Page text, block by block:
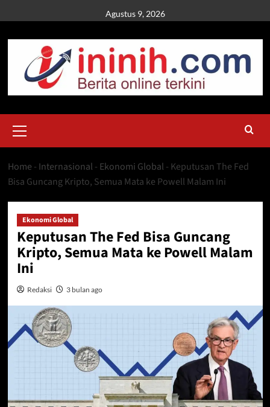
to
content
Agustus 9, 2026
Menu
Home - Internasional - Ekonomi Global - Keputusan The Fed
Bisa Guncang Kripto, Semua Mata ke Powell Malam Ini
Ekonomi Global
Keputusan The Fed Bisa Guncang
Kripto, Semua Mata ke Powell Malam
Ini
Redaksi 3 bulan ago